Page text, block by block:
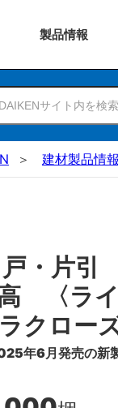
製品情報
建材製品情報
・片
〈ライ
ロー
年6月発売の新